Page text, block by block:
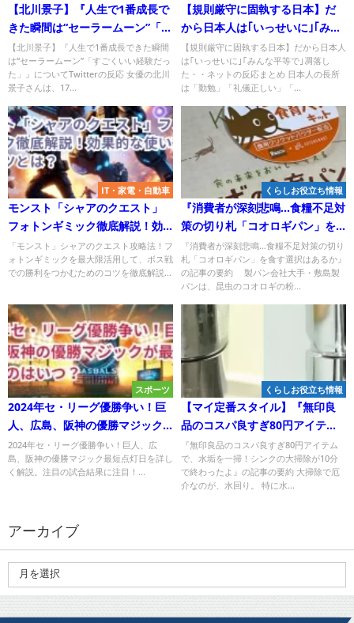
【北川景子】『人生で1番成長で
きた瞬間は“セーラームーン”「す
ごくいい経験だった」』につい
て
【北川景子】『人生で1番成長できた瞬間
は“セーラームーン”「すごくいい経験だっ
た」』についてTwitterの反応 女優の北川
景子さんは、17...
【規則厳守に固執する日本】だ
から日本人は｢いっせいに｣｢みん
な平等で｣凋落した？
【規則厳守に固執する日本】だから日本人
は｢いっせいに｣｢みんな平等で｣凋落し
た・・ネットの反応まとめ 日本人の長所
は「勤勉」「礼儀正しい」「...
IT・家電・自動車
モンスト「シャアのクエスト」
フォトンギミック徹底解説！効
果的な使い方と攻略のコツと
は？
「モンスト」シャアのクエスト攻略法！フ
ォトンギミックを最大限活用して、ボス戦
での勝利をつかむためのコツを徹底解説...
くらしお役立ち情報
『消費者が深刻悲鳴…食糧不足対
策の切り札「コオロギパン」を
食す選択はあるか』についてニ
コニコニュースコメントまとめ
『消費者が深刻悲鳴…食糧不足対策の切り
札「コオロギパン」を食す選択はあるか』
の記事の要約 製パン会社大手・敷島製
パンは、昆虫のコオロギの粉...
スポーツ
2024年セ・リーグ優勝争い！巨
人、広島、阪神の優勝マジック
が最短で点灯するのはいつ？
2024年セ・リーグ優勝争い！巨人、広
島、阪神の優勝マジック最短点灯日を詳し
く解説。注目の試合結果に注目！...
くらしお役立ち情報
【マイ定番スタイル】『無印良
品のコスパ良すぎ80円アイテム
で、水垢を一掃！シンクの大掃
除が10分で終わった！』につい
て!
『無印良品のコスパ良すぎ80円アイテム
で、水垢を一掃！シンクの大掃除が10分
で終わったよ』の記事の要約 大掃除で厄
介なのが、水回り。 特に水...
アーカイブ